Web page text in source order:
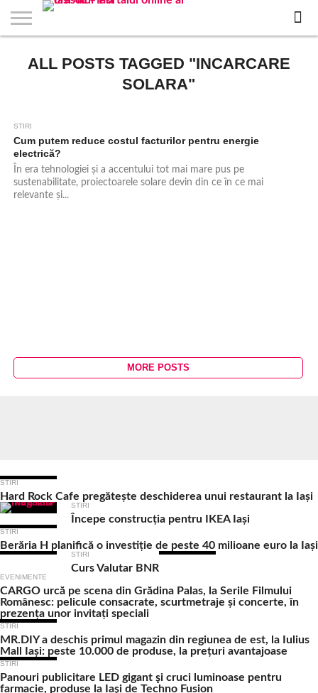
STIRI
APARTAMENTE
NOI IASI
STIRI
IASI
JOBS
IN
FILME
LA
CLUBURI /
DISCOTECI
BARURI /
CAFENELE
SALI DE
FORTA
SALOANE DE
INFRUMUSETARE
AGENTII
DE
RESTAURANTE
IN IASI
PIZZA
IN
PISCINA
IN IASI
FLORARII
RADIO
LIVE
SPALATORII
AUTO
TRACTARI
AUTO
TAXI
IN
CINEMA
TEATRU
HOTELURI
/
TEREN
SPORTIV
TEREN
TENIS
FARMACII
NON
COFFEE-
TO-GO
FIRME DE
PUBLICITATE
RENT
A
ALL POSTS TAGGED "INCARCARE
SOLARA"
STIRI
Cum putem reduce costul facturilor pentru energie
electrică?
În era tehnologiei și a accentului tot mai mare pus pe
sustenabilitate, proiectoarele solare devin din ce în ce mai
relevante și...
MORE POSTS
STIRI
Hard Rock Cafe pregătește deschiderea unui restaurant la Iași
STIRI
Începe construcția pentru IKEA Iași
STIRI
Berăria H planifică o investiție de peste 40 milioane euro la Iași
STIRI
Curs Valutar BNR
EVENIMENTE
CARGO urcă pe scena din Grădina Palas, la Serile Filmului
Românesc: pelicule consacrate, scurtmetraje și concerte, în
prezența unor invitați speciali
STIRI
MR.DIY a deschis primul magazin din regiunea de est, la Iulius
Mall Iași: peste 10.000 de produse, la prețuri avantajoase
STIRI
Panouri publicitare LED gigant şi cruci luminoase pentru
farmacie, produse la Iaşi de Techno Fusion